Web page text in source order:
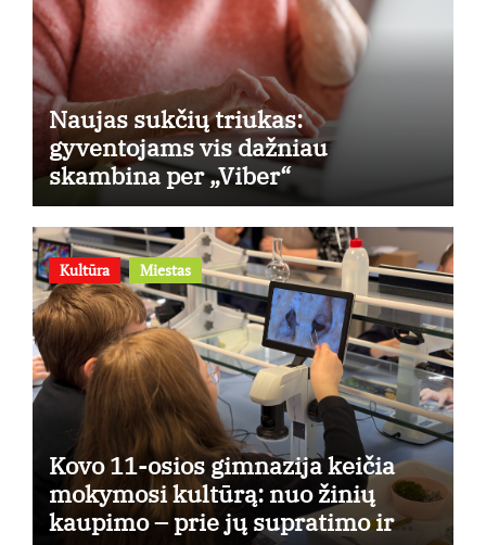
Naujas sukčių triukas:
gyventojams vis dažniau
skambina per „Viber“
Kultūra Miestas
Kovo 11-osios gimnazija keičia
mokymosi kultūrą: nuo žinių
kaupimo – prie jų supratimo ir